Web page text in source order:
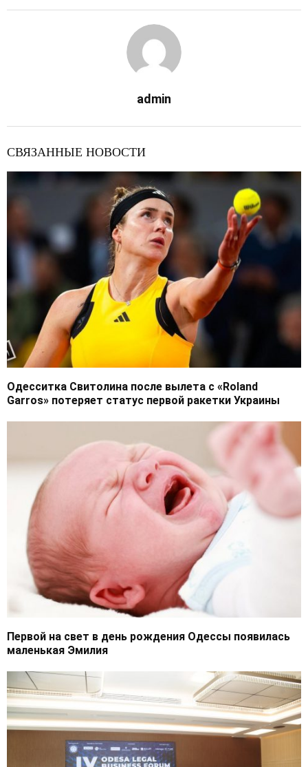
admin
СВЯЗАННЫЕ НОВОСТИ
Одесситка Свитолина после вылета с «Roland
Garros» потеряет статус первой ракетки Украины
Первой на свет в день рождения Одессы появилась
маленькая Эмилия